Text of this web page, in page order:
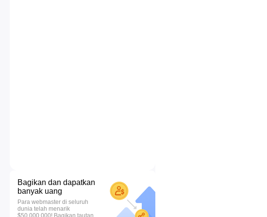
Bagikan dan dapatkan
banyak uang
Para webmaster di seluruh
dunia telah menarik
$50.000.000! Bagikan tautan